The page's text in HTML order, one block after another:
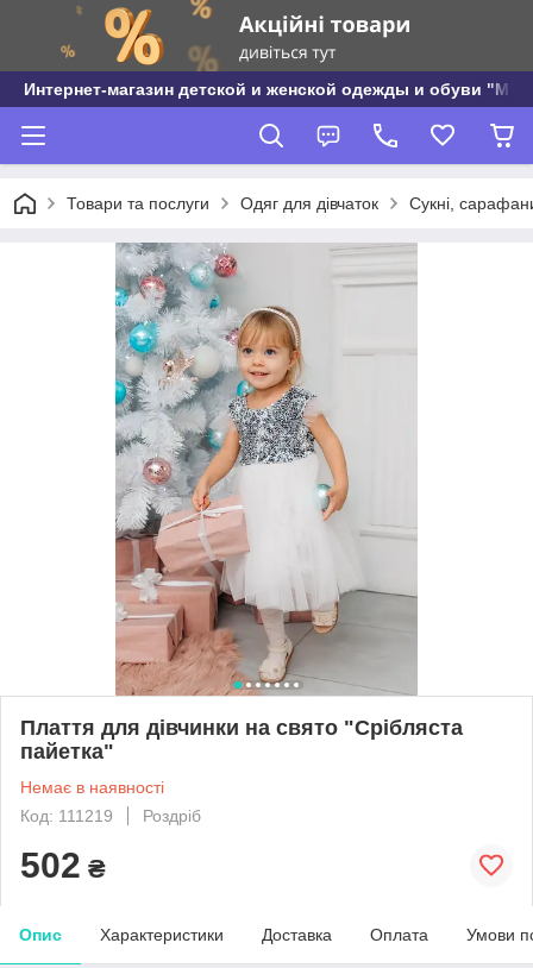
Интернет-магазин детской и женской одежды и обуви
Товари та послуги Одяг для дівчаток Сукні,
Плаття для дівчинки на свято "Срібляста
пайетка"
Немає в наявності
Код: 111219
Роздріб
502 ₴
Опис Характеристики Доставка Оплата Умови